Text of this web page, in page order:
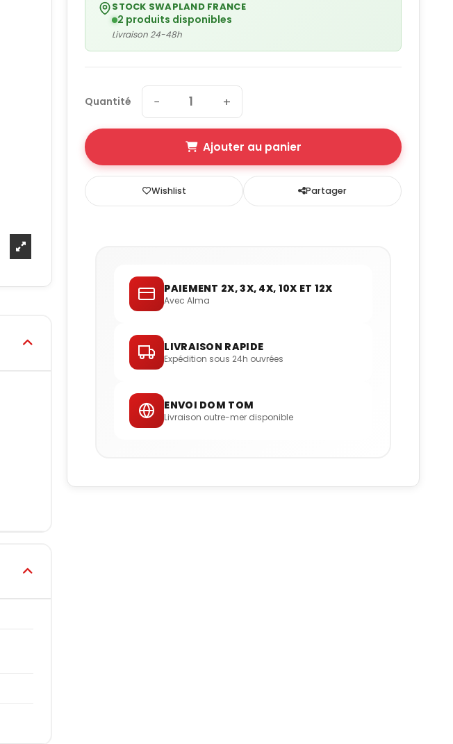
STOCK SWAPLAND FRANCE
2 produits disponibles
Livraison 24-48h
Quantité − +
Ajouter au panier
Wishlist Partager
PAIEMENT 2X, 3X, 4X, 10X ET 12X
Avec Alma
LIVRAISON RAPIDE
Expédition sous 24h ouvrées
ENVOI DOM TOM
Livraison outre-mer disponible